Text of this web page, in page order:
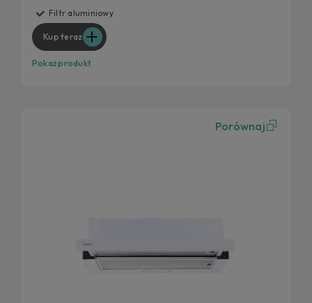
Filtr aluminiowy
Kup teraz
Pokaż produkt
Porównaj